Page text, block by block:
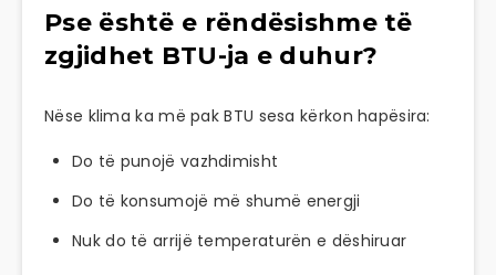
Pse është e rëndësishme të
zgjidhet BTU-ja e duhur?
Nëse klima ka më pak BTU sesa kërkon hapësira:
Do të punojë vazhdimisht
Do të konsumojë më shumë energji
Nuk do të arrijë temperaturën e dëshiruar